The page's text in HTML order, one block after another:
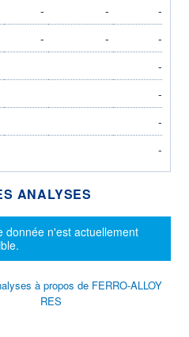
- -
-
- -
-
-
-
-
-
ANALYSES
d'information
donnée n'est actuellement
à propos de FERRO-ALLOY
RES